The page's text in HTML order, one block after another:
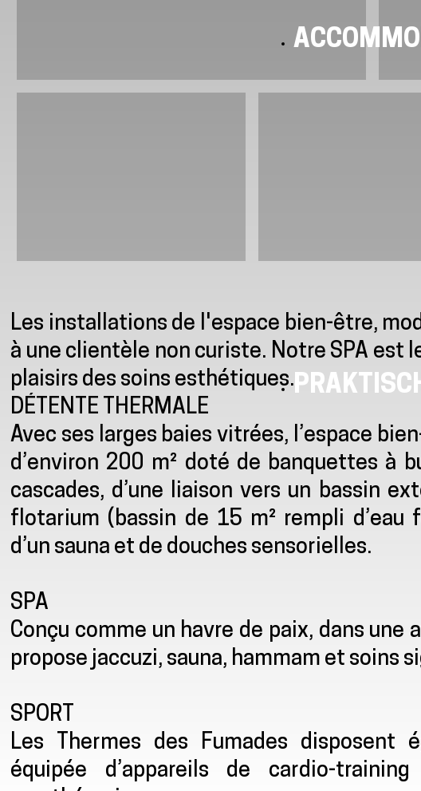
Presentatie
Les installations de l'espace bien-être,
à une clientèle non curiste. Notre SPA est
plaisirs des soins esthétiques.
DÉTENTE THERMALE
Avec ses larges baies vitrées, l’espace
d’environ 200 m² doté de banquettes à
cascades, d’une liaison vers un bassin
flotarium (bassin de 15 m² rempli d’eau
d’un sauna et de douches sensorielles.
SPA
Conçu comme un havre de paix, dans
propose jaccuzi, sauna, hammam et soins
SPORT
Les Thermes des Fumades disposent
équipée d’appareils de cardio-